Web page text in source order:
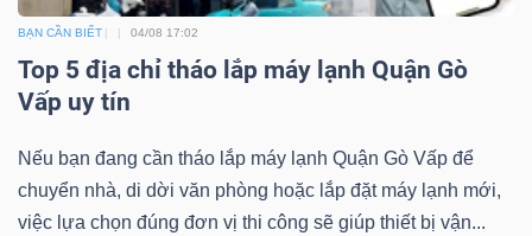
BẠN CẦN BIẾT 04/08 17:02
Top 5 địa chỉ tháo lắp máy lạnh Quận Gò
Vấp uy tín
Nếu bạn đang cần tháo lắp máy lạnh Quận Gò Vấp để
chuyển nhà, di dời văn phòng hoặc lắp đặt máy lạnh mới,
việc lựa chọn đúng đơn vị thi công sẽ giúp thiết bị vận...